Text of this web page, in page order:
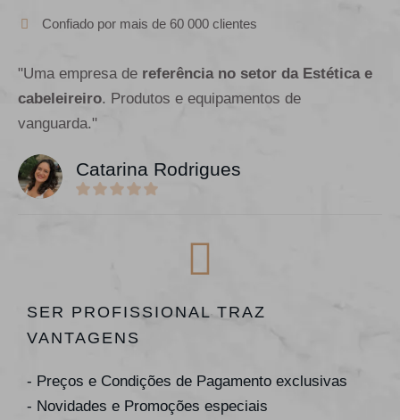
Confiado por mais de 60 000 clientes
"Uma empresa de referência no setor da Estética e
cabeleireiro. Produtos e equipamentos de
vanguarda."
Catarina Rodrigues
SER PROFISSIONAL TRAZ
VANTAGENS
- Preços e Condições de Pagamento exclusivas
- Novidades e Promoções especiais